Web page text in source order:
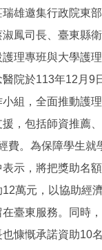
雄邀集行政院東
鳳司長、臺東縣
理專班與大學護
院於113年12月9
組，全面推動護
，包括師資推薦
費。為保障學生就
示，將把獎助名
萬元，以協助經
臺東服務。同時
慷慨承諾資助10